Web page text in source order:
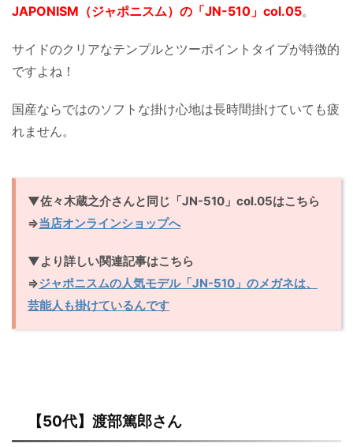
JAPONISM（ジャポニスム）の「JN-510」col.05。
サイドのクリアなテンプルとツーポイントタイプが特徴的
ですよね！
国産ならではのソフトな掛け心地は長時間掛けていても疲
れません。
▼佐々木蔵之介さんと同じ「JN-510」col.05はこちら
⇒当店オンラインショップへ
▼より詳しい関連記事はこちら
⇒ジャポニスムの人気モデル「JN-510」のメガネは、
芸能人も掛けているんです
【50代】渡部篤郎さん